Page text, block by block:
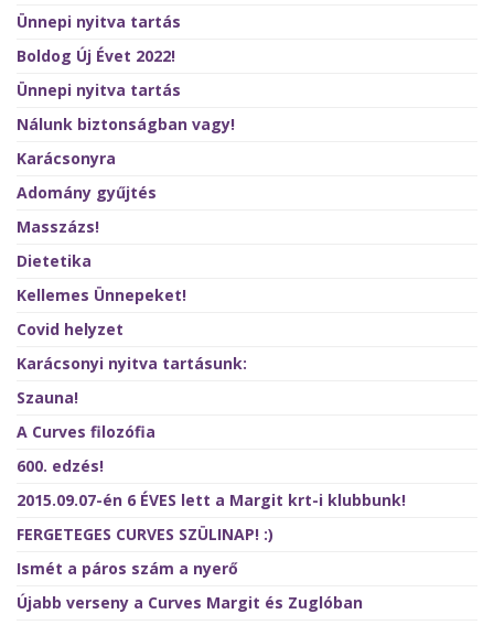
Ünnepi nyitva tartás
Boldog Új Évet 2022!
Ünnepi nyitva tartás
Nálunk biztonságban vagy!
Karácsonyra
Adomány gyűjtés
Masszázs!
Dietetika
Kellemes Ünnepeket!
Covid helyzet
Karácsonyi nyitva tartásunk:
Szauna!
A Curves filozófia
600. edzés!
2015.09.07-én 6 ÉVES lett a Margit krt-i klubbunk!
FERGETEGES CURVES SZÜLINAP! :)
Ismét a páros szám a nyerő
Újabb verseny a Curves Margit és Zuglóban